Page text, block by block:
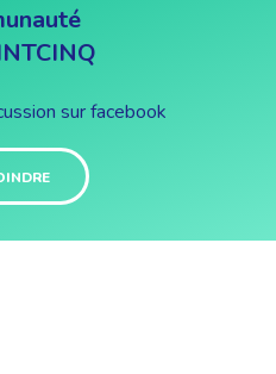
sur facebook